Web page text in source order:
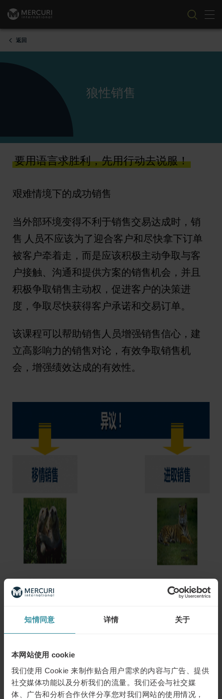
知情同意 详情 关于
本网站使用 cookie
我们使用 Cookie 来制作贴合用户需求的内容与广告、提供
社交媒体功能以及分析我们的流量。我们还会与社交媒
体、广告和分析合作伙伴分享您对我们网站的使用情况，
跳到内容
切
返回
狼性销售
要用语言求胜利，先用行动去说服！
艰难情境下的成功销售
当外部环境变得不利于销售交易达成时，销
售 人员不应该为了迎合客户和尽快拿下订单
被客户牵着走，而是应该积极主动争取与客
户接触、沟通和提供方案的销售机会，并且
积极争取销售主动权，促进客户的决策进
度，争取尽快获得客户承诺和交易订单。
该课程可以帮助销售人员增强销售信心，建
立高影响力的销售对论，有效争取销售机
会，增强绩效达成的有效性。
内容大纲
1. 目标与介绍
回顾重要销售理念。帮助销售人员在困难情形下获得销售
增长；了解区别销售的概念。